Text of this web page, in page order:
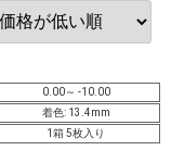
0.00～ -10.00
着色: 13.4mm
1箱 5枚入り